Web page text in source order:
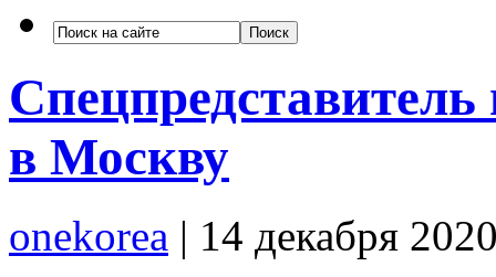
в Москву
onekorea | 14 декабря